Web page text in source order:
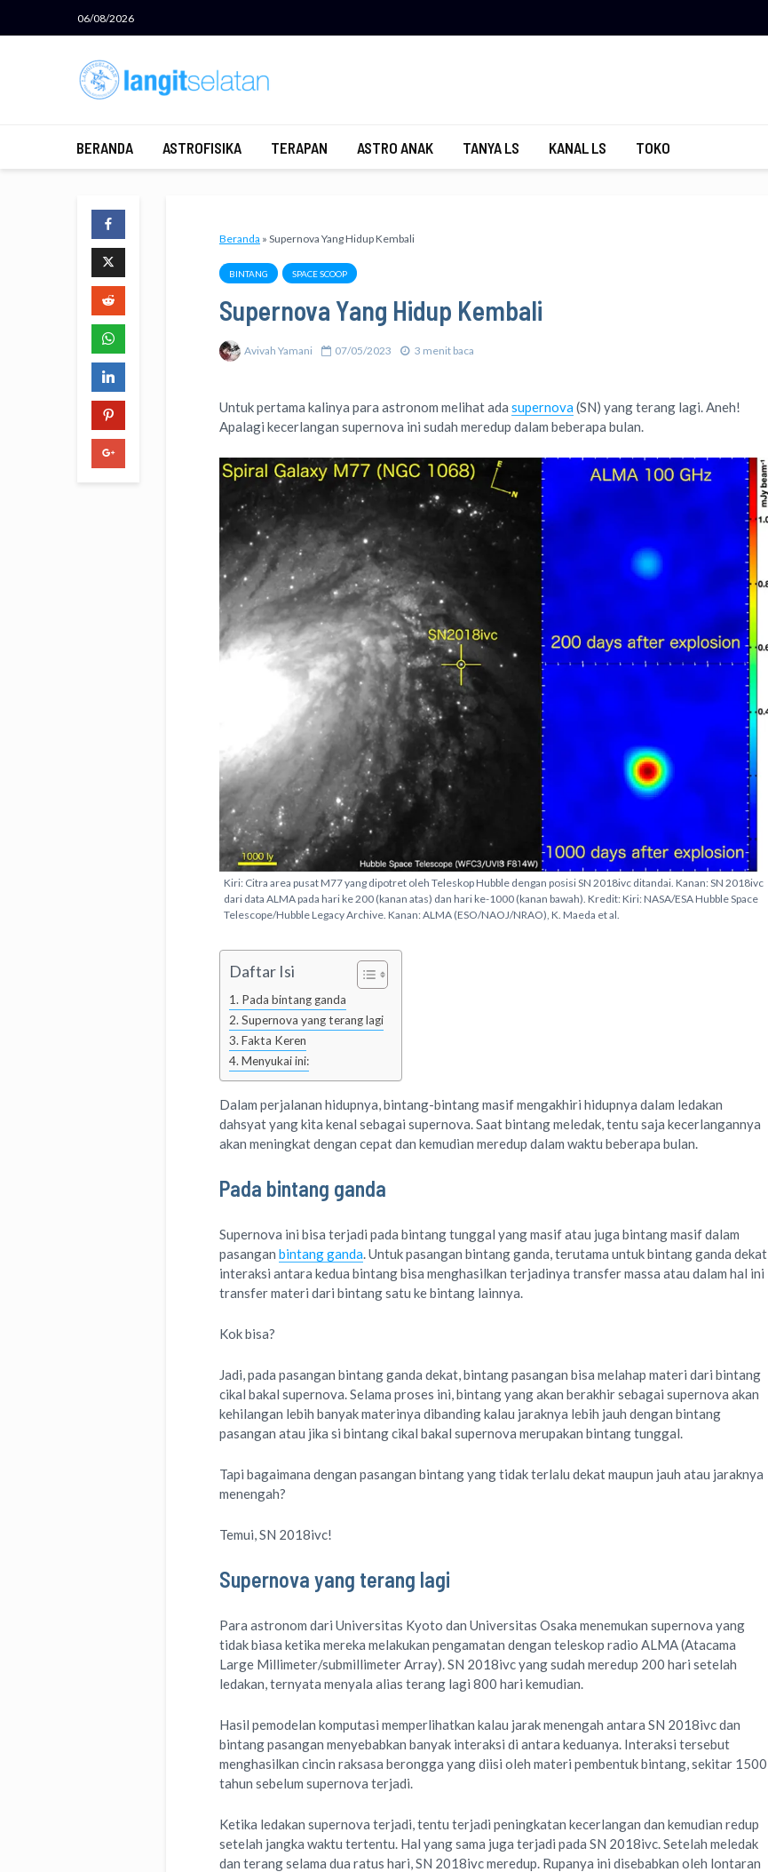
06/08/2026
BERANDA ASTROFISIKA TERAPAN ASTRO ANAK TANYA LS KANAL LS TOKO
Beranda » Supernova Yang Hidup Kembali
BINTANG SPACE SCOOP
Supernova Yang Hidup Kembali
Avivah Yamani 07/05/2023 3 menit baca
Untuk pertama kalinya para astronom melihat ada supernova(SN) yang terang lagi. Aneh!
Apalagi kecerlangan supernova ini sudah meredup dalam beberapa bulan.
Kiri: Citra area pusat M77 yang dipotret oleh Teleskop Hubble dengan posisi SN 2018ivc ditandai. Kanan: SN 2018ivc
dari data ALMA pada hari ke 200 (kanan atas) dan hari ke-1000 (kanan bawah). Kredit: Kiri: NASA/ESA Hubble Space
Telescope/Hubble Legacy Archive. Kanan: ALMA (ESO/NAOJ/NRAO), K. Maeda et al.
Daftar Isi
Pada bintang ganda
Supernova yang terang lagi
Fakta Keren
Menyukai ini:
Dalam perjalanan hidupnya, bintang-bintang masif mengakhiri hidupnya dalam ledakan
dahsyat yang kita kenal sebagai supernova. Saat bintang meledak, tentu saja kecerlangannya
akan meningkat dengan cepat dan kemudian meredup dalam waktu beberapa bulan.
Pada bintang ganda
Supernova ini bisa terjadi pada bintang tunggal yang masif atau juga bintang masif dalam
pasangan bintang ganda . Untuk pasangan bintang ganda, terutama untuk bintang ganda dekat,
interaksi antara kedua bintang bisa menghasilkan terjadinya transfer massa atau dalam hal ini
transfer materi dari bintang satu ke bintang lainnya.
Kok bisa?
Jadi, pada pasangan bintang ganda dekat, bintang pasangan bisa melahap materi dari bintang
cikal bakal supernova. Selama proses ini, bintang yang akan berakhir sebagai supernova akan
kehilangan lebih banyak materinya dibanding kalau jaraknya lebih jauh dengan bintang
pasangan atau jika si bintang cikal bakal supernova merupakan bintang tunggal.
Tapi bagaimana dengan pasangan bintang yang tidak terlalu dekat maupun jauh atau jaraknya
menengah?
Temui, SN 2018ivc!
Supernova yang terang lagi
Para astronom dari Universitas Kyoto dan Universitas Osaka menemukan supernova yang
tidak biasa ketika mereka melakukan pengamatan dengan teleskop radio ALMA (Atacama
Large Millimeter/submillimeter Array). SN 2018ivc yang sudah meredup 200 hari setelah
ledakan, ternyata menyala alias terang lagi 800 hari kemudian.
Hasil pemodelan komputasi memperlihatkan kalau jarak menengah antara SN 2018ivc dan
bintang pasangan menyebabkan banyak interaksi di antara keduanya. Interaksi tersebut
menghasilkan cincin raksasa berongga yang diisi oleh materi pembentuk bintang, sekitar 1500
tahun sebelum supernova terjadi.
Ketika ledakan supernova terjadi, tentu terjadi peningkatan kecerlangan dan kemudian redup
setelah jangka waktu tertentu. Hal yang sama juga terjadi pada SN 2018ivc. Setelah meledak
dan terang selama dua ratus hari, SN 2018ivc meredup. Rupanya ini disebabkan oleh lontaran